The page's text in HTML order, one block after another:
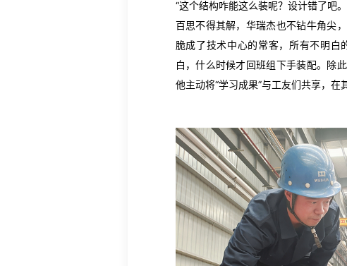
“这个结构咋能这么装呢？设计错了吧。
百思不得其解，华瑞杰也不钻牛角尖
脆成了技术中心的常客，所有不明白
白，什么时候才回班组下手装配。除
他主动将“学习成果”与工友们共享，在